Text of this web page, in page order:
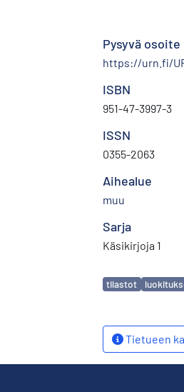
Pysyvä osoite
https://urn.fi/
ISBN
951-47-3997-3
ISSN
0355-2063
Aihealue
muu
Sarja
Käsikirjoja 1
Avainsanat
tilastot
Tietueen